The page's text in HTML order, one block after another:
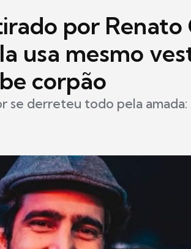
por Renato
usa mesmo
corpão
se derreteu todo pela